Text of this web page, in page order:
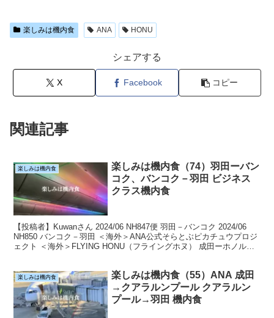
楽しみは機内食 ANA HONU
シェアする
X Facebook コピー
関連記事
楽しみは機内食
楽しみは機内食（74）羽田ーバン
コク、バンコク－羽田 ビジネス
クラス機内食
【投稿者】Kuwanさん 2024/06 NH847便 羽田－バンコク 2024/06
NH850 バンコク－羽田 ＜海外＞ANA公式そらとぶピカチュウプロジ
ェクト ＜海外＞FLYING HONU（フライングホヌ） 成田ーホノルル
楽しみは機内食
楽しみは機内食（55）ANA 成田
→クアラルンプール クアラルン
プール→羽田 機内食